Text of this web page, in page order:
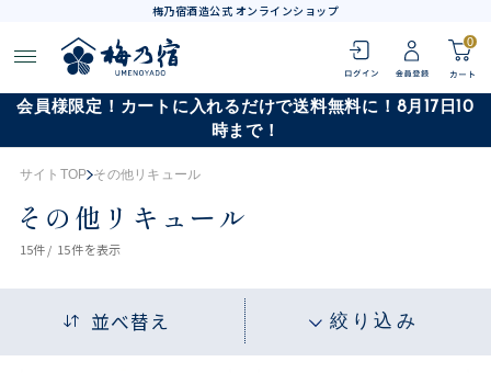
梅乃宿酒造公式 オンラインショップ
0
会員様限定！カートに入れるだけで送料無料に！8月17日10
時まで！
サイトTOP その他リキュール
その他リキュール
15件 / 15件を表示
並べ替え 絞り込み